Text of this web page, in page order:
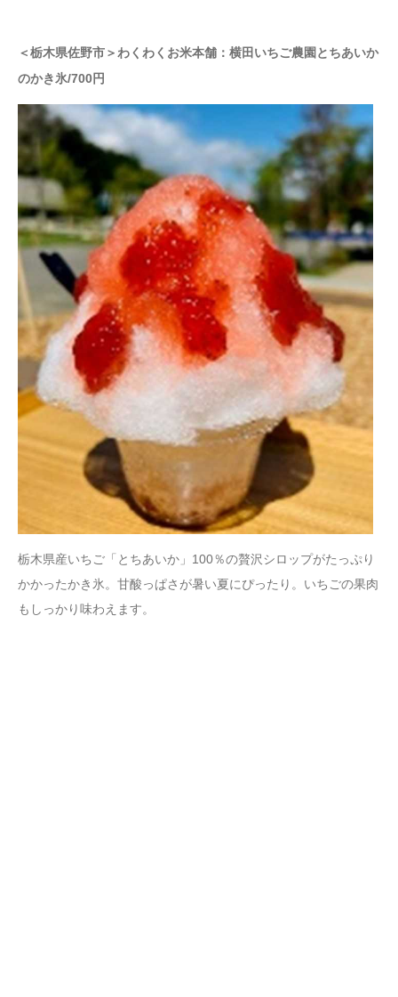
＜栃木県佐野市＞わくわくお米本舗：横田いちご農園とちあいか
のかき氷/700円
栃木県産いちご「とちあいか」100％の贅沢シロップがたっぷり
かかったかき氷。甘酸っぱさが暑い夏にぴったり。いちごの果肉
もしっかり味わえます。